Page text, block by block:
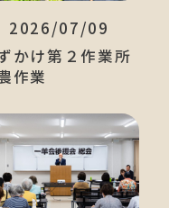
2026/07/09
かけ第２作業所
作業